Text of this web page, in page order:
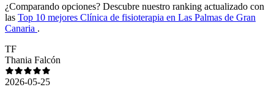
¿Comparando opciones? Descubre nuestro ranking actualizado con
las Top 10 mejores Clínica de fisioterapia en Las Palmas de Gran
Canaria .
TF
Thania Falcón
2026-05-25